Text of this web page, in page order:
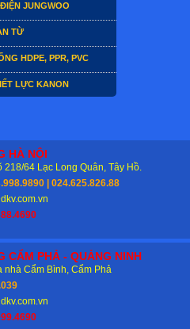
JUNGWOO
TỪ
HDPE, PPR, PVC
LỰC KANON
HÀ NỘI
218/64 Lạc Long Quân, Tây Hồ.
| 024.625.826.88
CẨM PHẢ - QUẢNG NINH
nhà Cẩm Bình, Cẩm Phả